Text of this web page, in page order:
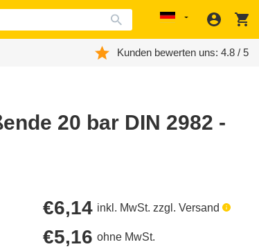
Localization
Kunden bewerten uns: 4.8 / 5
20 bar DIN 2982 -
Regulärer
Preis
€6,14 inkl. MwSt. zzgl. Versand
Regulärer
€5,16 ohne MwSt.